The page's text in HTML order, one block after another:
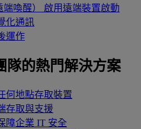
喚醒）
啟用遠端裝置啟動
化通訊
運作
隊的熱門解決方案
何地點存取裝置
存取與支援
障企業 IT 安全